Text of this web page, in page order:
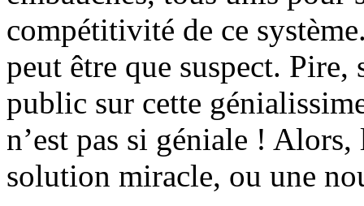
compétitivité de ce
peut être que suspect. Pire,
public sur cette
n’est pas si géniale !
solution miracle, ou une